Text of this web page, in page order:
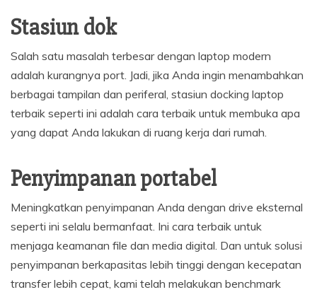
Stasiun dok
Salah satu masalah terbesar dengan laptop modern
adalah kurangnya port. Jadi, jika Anda ingin menambahkan
berbagai tampilan dan periferal, stasiun docking laptop
terbaik seperti ini adalah cara terbaik untuk membuka apa
yang dapat Anda lakukan di ruang kerja dari rumah.
Penyimpanan portabel
Meningkatkan penyimpanan Anda dengan drive eksternal
seperti ini selalu bermanfaat. Ini cara terbaik untuk
menjaga keamanan file dan media digital. Dan untuk solusi
penyimpanan berkapasitas lebih tinggi dengan kecepatan
transfer lebih cepat, kami telah melakukan benchmark